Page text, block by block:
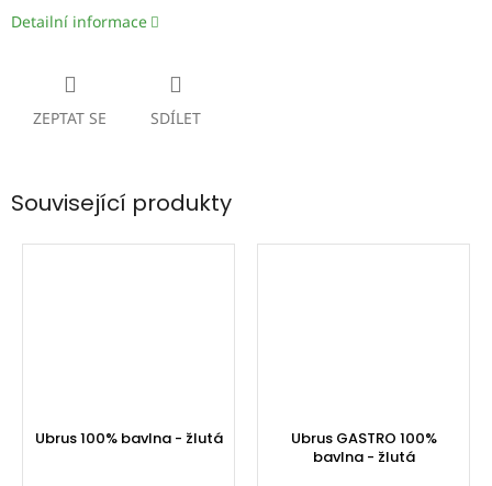
Detailní informace
ZEPTAT SE SDÍLET
Související produkty
Ubrus 100% bavlna - žlutá
Ubrus GASTRO 100%
bavlna - žlutá